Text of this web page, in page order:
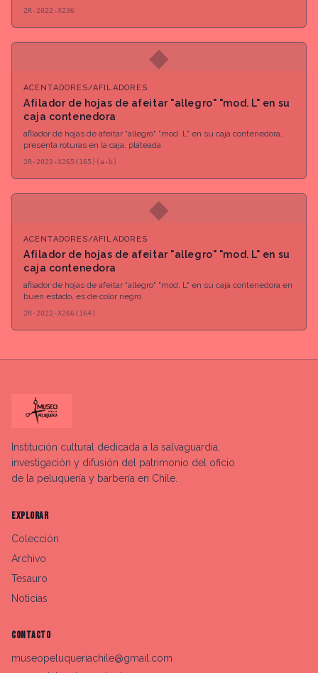
2R-2022-X236
◆
ACENTADORES/AFILADORES
Afilador de hojas de afeitar "allegro" "mod. L" en su
caja contenedora
afilador de hojas de afeitar "allegro" "mod. L" en su caja contenedora,
presenta roturas en la caja, plateada
2R-2022-X265(165)(a-b)
◆
ACENTADORES/AFILADORES
Afilador de hojas de afeitar "allegro" "mod. L" en su
caja contenedora
afilador de hojas de afeitar "allegro" "mod. L" en su caja contenedora en
buen estado, es de color negro
2R-2022-X266(164)
Institución cultural dedicada a la salvaguardia,
investigación y difusión del patrimonio del oficio
de la peluquería y barbería en Chile.
EXPLORAR
Colección
Archivo
Tesauro
Noticias
CONTACTO
museopeluqueriachile@gmail.com